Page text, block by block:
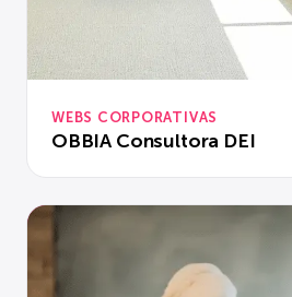
WEBS CORPORATIVAS
OBBIA Consultora DEI